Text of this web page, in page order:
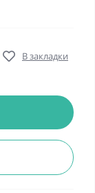
В закладки